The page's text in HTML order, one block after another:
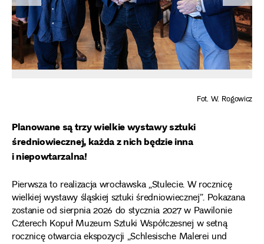
Fot. W. Rogowicz
Planowane są trzy wielkie wystawy sztuki
średniowiecznej, każda z nich będzie inna
i niepowtarzalna!
Pierwsza to realizacja wrocławska „Stulecie. W rocznicę
wielkiej wystawy śląskiej sztuki średniowiecznej”. Pokazana
zostanie od sierpnia 2026 do stycznia 2027 w Pawilonie
Czterech Kopuł Muzeum Sztuki Współczesnej w setną
rocznicę otwarcia ekspozycji „Schlesische Malerei und